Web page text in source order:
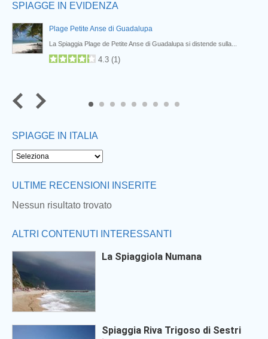
SPIAGGE IN EVIDENZA
Plage Petite Anse di Guadalupa
La Spiaggia Plage de Petite Anse di Guadalupa si distende sulla...
4.3 (1)
8
SPIAGGE IN ITALIA
ULTIME RECENSIONI INSERITE
Nessun risultato trovato
ALTRI CONTENUTI INTERESSANTI
La Spiaggiola Numana
Spiaggia Riva Trigoso di Sestri